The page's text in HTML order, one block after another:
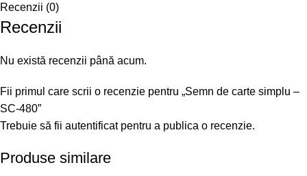
Recenzii (0)
Recenzii
Nu există recenzii până acum.
Fii primul care scrii o recenzie pentru „Semn de carte simplu –
SC-480”
Trebuie să fii autentificatpentru a publica o recenzie.
Produse similare